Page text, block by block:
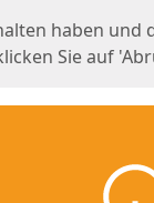
haben und
Sie auf